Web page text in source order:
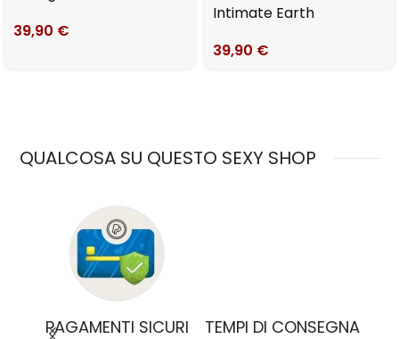
39,90 €
Intimate Earth
39,90 €
QUALCOSA SU QUESTO SEXY SHOP
PAGAMENTI SICURI TEMPI DI CONSEGNA